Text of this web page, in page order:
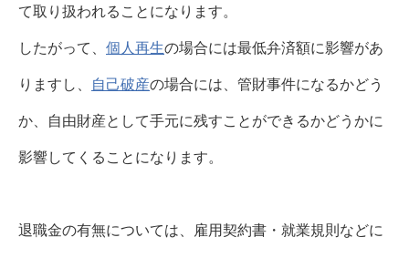
て取り扱われることになります。
したがって、 個人再生の場合には最低弁済額に影響があ
りますし、 自己破産の場合には、管財事件になるかどう
か、自由財産として手元に残すことができるかどうかに
影響してくることになります。
退職金の有無については、雇用契約書・就業規則などに